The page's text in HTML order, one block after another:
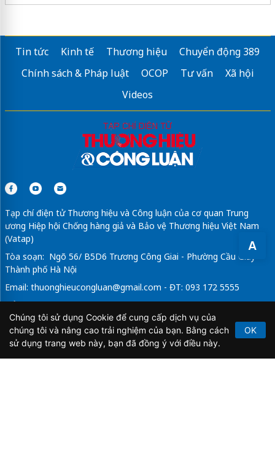
A
Tin tức Kinh tế Thương hiệu
Chuyển động 389
Chính sách & Pháp luật
OCOP Tư vấn
Xã hội
Videos
Tạp chí điện tử Thương hiệu và Công luận của cơ quan Trung
ương Hiệp hội Chống hàng giả và Bảo vệ Thương hiệu Việt Nam
(Vatap)
Tòa soạn: Ngõ 56/ B5D6 Trương Công Giai - Phường Cầu Giấy -
Thành phố Hà Nội
Email: thuonghieucongluan@gmail.com - ĐT: 093 172 5555
Tổng Biên Tập: Vũ Đức Thuận
Giấy phép hoạt động báo chí điện tử số 64/GP-BTTTT do Bộ
Thông tin và Truyền thông cấp ngày 21/2/2020.
Chúng tôi sử dụng Cookie để cung cấp dịch vụ của
chúng tôi và nâng cao trải nghiệm của bạn. Bằng cách
sử dụng trang web này, bạn đã đồng ý với điều này.
OK